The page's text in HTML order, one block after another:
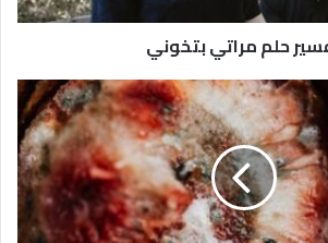
حلم مراتي بتخوني